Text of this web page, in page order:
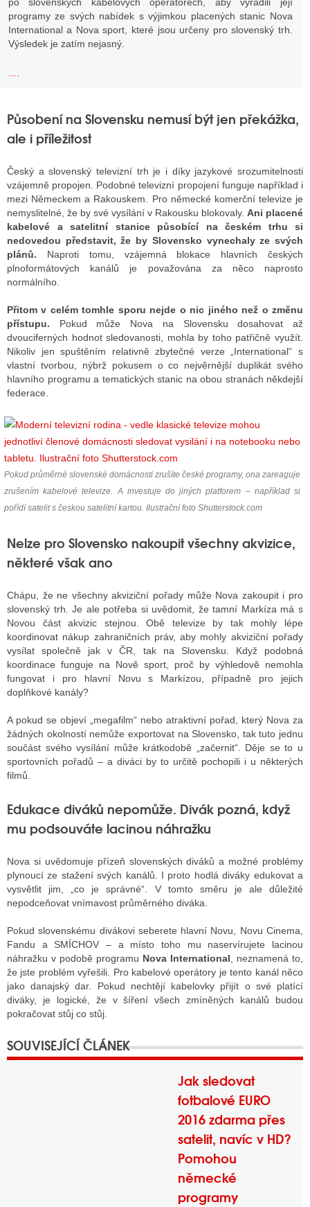
programy ze svých nabídek s výjimkou placených stanic Nova
International a Nova sport, které jsou určeny pro slovenský trh.
Výsledek je zatím nejasný.
Působení na Slovensku nemusí být jen překážka,
ale i příležitost
Český a slovenský televizní trh je i díky jazykové srozumitelnosti
vzájemně propojen. Podobné televizní propojení funguje například i
mezi Německem a Rakouskem. Pro německé komerční televize je
nemyslitelné, že by své vysílání v Rakousku blokovaly. Ani placené
kabelové a satelitní stanice působící na českém trhu si
nedovedou představit, že by Slovensko vynechaly ze svých
plánů. Naproti tomu, vzájemná blokace hlavních českých
plnoformátových kanálů je považována za něco naprosto
normálního.
Přitom v celém tomhle sporu nejde o nic jiného než o změnu
přístupu. Pokud může Nova na Slovensku dosahovat až
dvouciferných hodnot sledovanosti, mohla by toho patřičně využít.
Nikoliv jen spuštěním relativně zbytečné verze „International“ s
vlastní tvorbou, nýbrž pokusem o co nejvěrnější duplikát svého
hlavního programu a tematických stanic na obou stranách někdejší
federace.
Pokud průměrné slovenské domácnosti zrušíte české programy, ona zareaguje
zrušením kabelové televize. A investuje do jiných platforem – například si
pořídí satelit s českou satelitní kartou. Ilustrační foto Shutterstock.com
Nelze pro Slovensko nakoupit všechny akvizice,
některé však ano
Chápu, že ne všechny akviziční pořady může Nova zakoupit i pro
slovenský trh. Je ale potřeba si uvědomit, že tamní Markíza má s
Novou část akvizic stejnou. Obě televize by tak mohly lépe
koordinovat nákup zahraničních práv, aby mohly akviziční pořady
vysílat společně jak v ČR, tak na Slovensku. Když podobná
koordinace funguje na Nově sport, proč by výhledově nemohla
fungovat i pro hlavní Novu s Markízou, případně pro jejich
doplňkové kanály?
A pokud se objeví „megafilm“ nebo atraktivní pořad, který Nova za
žádných okolností nemůže exportovat na Slovensko, tak tuto jednu
součást svého vysílání může krátkodobě „začernit“. Děje se to u
sportovních pořadů – a diváci by to určitě pochopili i u některých
filmů.
Edukace diváků nepomůže. Divák pozná, když
mu podsouváte lacinou náhražku
Nova si uvědomuje přízeň slovenských diváků a možné problémy
plynoucí ze stažení svých kanálů. I proto hodlá diváky edukovat a
vysvětlit jim, „co je správné“. V tomto směru je ale důležité
nepodceňovat vnímavost průměrného diváka.
Pokud slovenskému divákovi seberete hlavní Novu, Novu Cinema,
Fandu a SMÍCHOV – a místo toho mu naservírujete lacinou
náhražku v podobě programu Nova International , neznamená to,
že jste problém vyřešili. Pro kabelové operátory je tento kanál něco
jako danajský dar. Pokud nechtějí kabelovky přijít o své platící
diváky, je logické, že v šíření všech zmíněných kanálů budou
pokračovat stůj co stůj.
Jak sledovat
fotbalové EURO
2016 zdarma přes
satelit, navíc v HD?
Pomohou
německé
programy